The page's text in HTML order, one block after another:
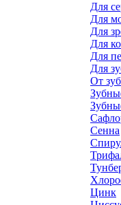
Для
Для
Для
Для
Для
Для
От
Сенна
Цинк